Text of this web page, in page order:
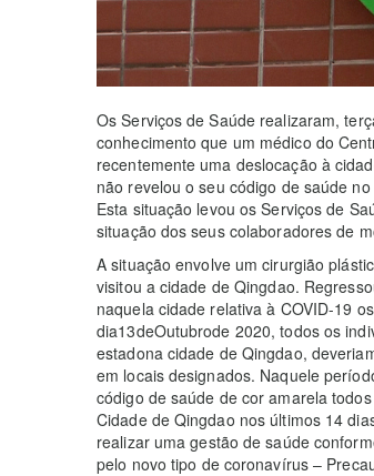
Os Serviços de Saúde realizaram,
conhecimento que um médico do
recentemente uma deslocação à
não revelou o seu código de saúde
Esta situação levou os Serviços de
situação dos seus colaboradores de
A situação envolve um cirurgião
visitou a cidade de Qingdao.
naquela cidade relativa à COVID-19
dia13deOutubrode 2020, todos os
estadona cidade de Qingdao,
em locais designados. Naquele
código de saúde de cor amarela
Cidade de Qingdao nos últimos 14
realizar uma gestão de saúde
pelo novo tipo de coronavírus –